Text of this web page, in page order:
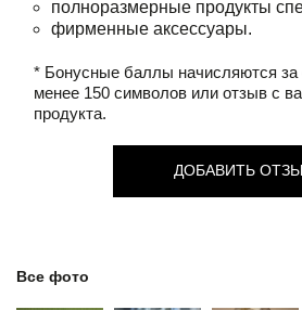
полноразмерные продукты
фирменные аксессуары.
* Бонусные баллы начисляются за
менее 150 символов или отзыв с
продукта.
ДОБАВИТЬ
Все фото